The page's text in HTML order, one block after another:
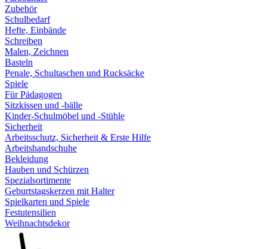
Zubehör
Schulbedarf
Hefte, Einbände
Schreiben
Malen, Zeichnen
Basteln
Penale, Schultaschen und Rucksäcke
Spiele
Für Pädagogen
Sitzkissen und -bälle
Kinder-Schulmöbel und -Stühle
Sicherheit
Arbeitsschutz, Sicherheit & Erste Hilfe
Arbeitshandschuhe
Bekleidung
Hauben und Schürzen
Spezialsortimente
Geburtstagskerzen mit Halter
Spielkarten und Spiele
Festutensilien
Weihnachtsdekor